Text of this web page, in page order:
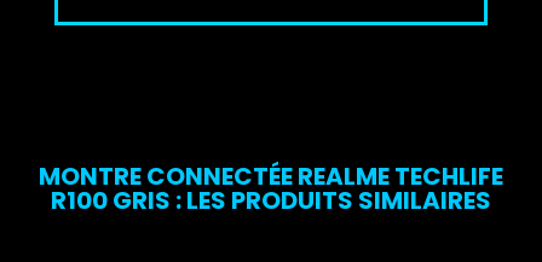
MONTRE CONNECTÉE REALME TECHLIFE
R100 GRIS : LES PRODUITS SIMILAIRES